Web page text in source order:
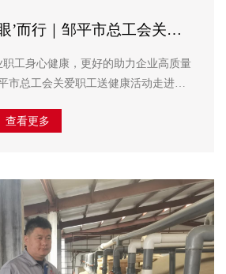
’而行｜邹平市总工会关爱
工身心健康，更好的助力企业高质量
市总工会关爱职工送健康活动走进山
部负责人孙德栋及集团各单位30余人参
查看更多